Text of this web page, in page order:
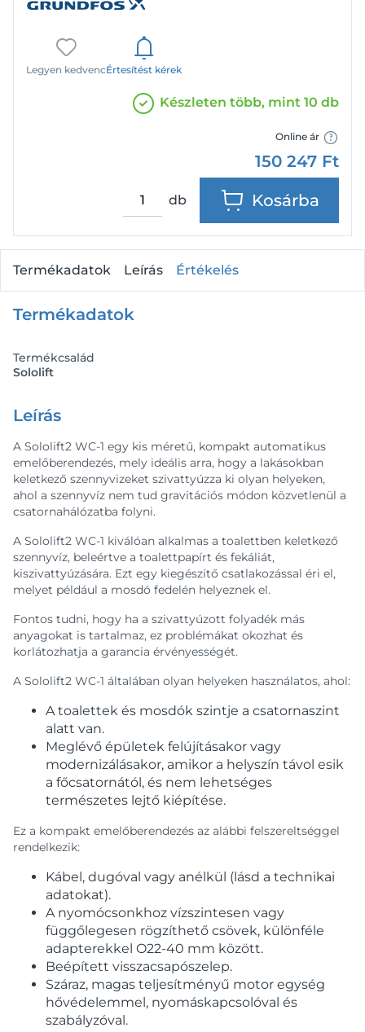
Legyen kedvencÉrtesítést kérek
Készleten több, mint 10 db
Online ár
150 247 Ft
db Kosárba
Termékadatok Leírás Értékelés
Termékadatok
Termékcsalád
Sololift
Leírás
A Sololift2 WC-1 egy kis méretű, kompakt automatikus
emelőberendezés, mely ideális arra, hogy a lakásokban
keletkező szennyvizeket szivattyúzza ki olyan helyeken,
ahol a szennyvíz nem tud gravitációs módon közvetlenül a
csatornahálózatba folyni.
A Sololift2 WC-1 kiválóan alkalmas a toalettben keletkező
szennyvíz, beleértve a toalettpapírt és fekáliát,
kiszivattyúzására. Ezt egy kiegészítő csatlakozással éri el,
melyet például a mosdó fedelén helyeznek el.
Fontos tudni, hogy ha a szivattyúzott folyadék más
anyagokat is tartalmaz, ez problémákat okozhat és
korlátozhatja a garancia érvényességét.
A Sololift2 WC-1 általában olyan helyeken használatos, ahol:
A toalettek és mosdók szintje a csatornaszint
alatt van.
Meglévő épületek felújításakor vagy
modernizálásakor, amikor a helyszín távol esik
a főcsatornától, és nem lehetséges
természetes lejtő kiépítése.
Ez a kompakt emelőberendezés az alábbi felszereltséggel
rendelkezik:
Kábel, dugóval vagy anélkül (lásd a technikai
adatokat).
A nyomócsonkhoz vízszintesen vagy
függőlegesen rögzíthető csövek, különféle
adapterekkel O22-40 mm között.
Beépített visszacsapószelep.
Száraz, magas teljesítményű motor egység
hővédelemmel, nyomáskapcsolóval és
szabályzóval.